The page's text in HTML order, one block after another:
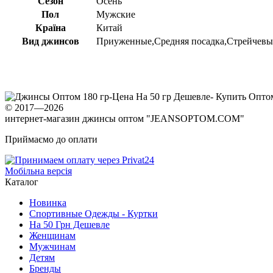
Пол
Мужские
Країна
Китай
Вид джинсов
Приуженные,Средняя
© 2017—2026
интернет-магазин джинсы оптом "JEANSOPTOM.COM"
Приймаємо до оплати
Мобільна версія
Каталог
Новинка
Спортивные Одежды - Куртки
На 50 Грн Дешевле
Женщинам
Мужчинам
Детям
Бренды